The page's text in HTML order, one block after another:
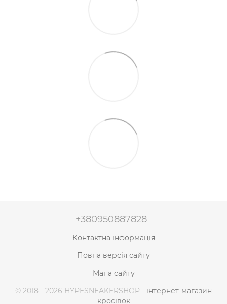
+380950887828
Контактна інформація
Повна версія сайту
Мапа сайту
© 2018 - 2026 HYPESNEAKERSHOP - інтернет-магазин
кросівок